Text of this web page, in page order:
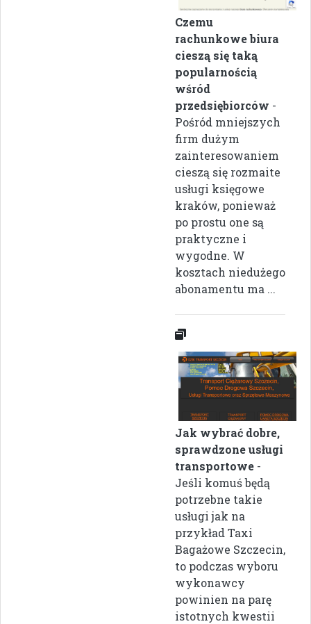
Czemu
rachunkowe biura
cieszą się taką
popularnością
wśród
przedsiębiorców -
Pośród mniejszych
firm dużym
zainteresowaniem
cieszą się rozmaite
usługi księgowe
kraków, ponieważ
po prostu one są
praktyczne i
wygodne. W
kosztach niedużego
abonamentu ma ...
Jak wybrać dobre,
sprawdzone usługi
transportowe -
Jeśli komuś będą
potrzebne takie
usługi jak na
przykład Taxi
Bagażowe Szczecin,
to podczas wyboru
wykonawcy
powinien na parę
istotnych kwestii